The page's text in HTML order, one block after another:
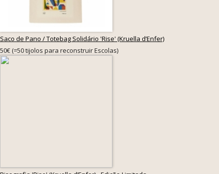
Saco de Pano / Totebag Solidário 'Rise' (Kruella d’Enfer)
50€ (=50 tijolos para reconstruir Escolas)